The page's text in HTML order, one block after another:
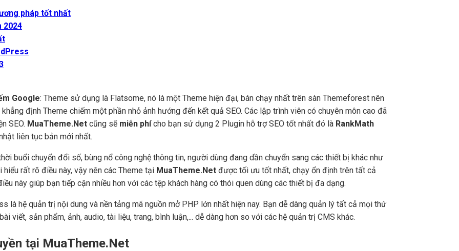
pháp tốt nhất
2024
Google: Theme sử dụng là Flatsome, nó là một Theme hiện đại, bán chạy nhất trên sàn Themeforest nên
định Theme chiếm một phần nhỏ ảnh hướng đến kết quả SEO. Các lập trình viên có chuyên môn cao đã
SEO. MuaTheme.Net cũng sẽ miễn phícho bạn sử dụng 2 Plugin hỗ trợ SEO tốt nhất đó là RankMath
liên tục bản mới nhất.
buổi chuyển đổi số, bùng nổ công nghệ thông tin, người dùng đang dần chuyển sang các thiết bị khác như
rất rõ điều này, vậy nên các Theme tại MuaTheme.Net được tối ưu tốt nhất, chạy ổn định trên tất cả
này giúp bạn tiếp cận nhiều hơn với các tệp khách hàng có thói quen dùng các thiết bị đa dạng.
là hệ quản trị nội dung và nền tảng mã nguồn mở PHP lớn nhất hiện nay. Bạn dễ dàng quản lý tất cả mọi thứ
viết, sản phẩm, ảnh, audio, tài liệu, trang, bình luận,... dễ dàng hơn so với các hệ quản trị CMS khác.
tại MuaTheme.Net